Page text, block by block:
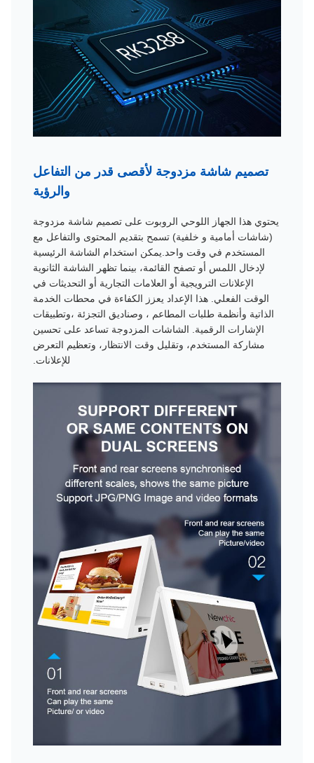
تصميم شاشة مزدوجة لأقصى قدر من التفاعل
والرؤية
يحتوي هذا الجهاز اللوحي الروبوت على تصميم شاشة مزدوجة
(شاشات أمامية و خلفية) تسمح بتقديم المحتوى والتفاعل مع
المستخدم في وقت واحد.يمكن استخدام الشاشة الرئيسية
لإدخال اللمس أو تصفح القائمة، بينما تظهر الشاشة الثانوية
الإعلانات الترويجية أو العلامات التجارية أو التحديثات في
الوقت الفعلي. هذا الإعداد يعزز الكفاءة في محطات الخدمة
الذاتية وأنظمة طلبات المطاعم ، وصناديق التجزئة ،وتطبيقات
الإشارات الرقمية. الشاشات المزدوجة تساعد على تحسين
مشاركة المستخدم، وتقليل وقت الانتظار، وتعظيم التعرض
للإعلانات.